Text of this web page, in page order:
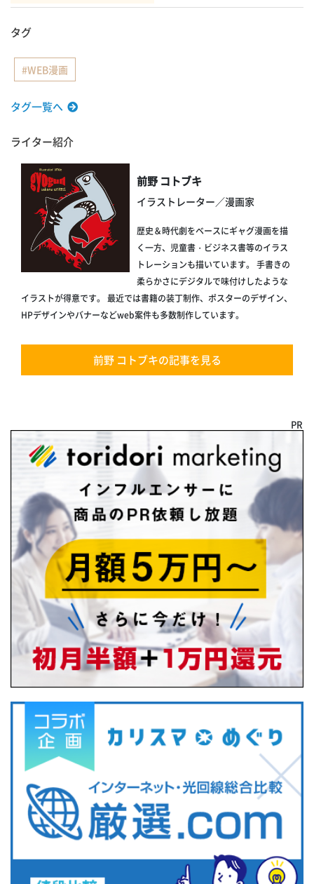
タグ
WEB漫画
タグ一覧へ
ライター紹介
前野 コトブキ
イラストレーター／漫画家
歴史＆時代劇をベースにギャグ漫画を描
く一方、児童書・ビジネス書等のイラス
トレーションも描いています。 手書きの
柔らかさにデジタルで味付けしたような
イラストが得意です。 最近では書籍の装丁制作、ポスターのデザイン、
HPデザインやバナーなどweb案件も多数制作しています。
前野 コトブキの記事を見る
PR